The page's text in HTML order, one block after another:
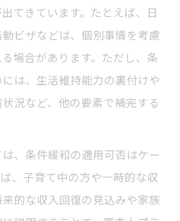
てきています。たとえば、日
ビザなどは、個別事情を考慮
場合があります。ただし、条
は、生活維持能力の裏付けや
況など、他の要素で補完する
、条件緩和の適用可否はケー
、子育て中の方や一時的な収
的な収入回復の見込みや家族